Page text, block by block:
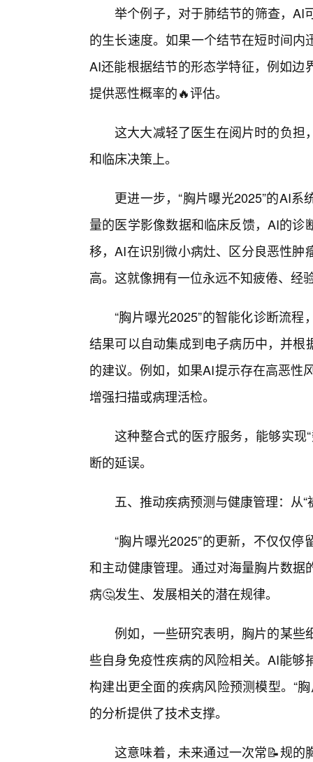
举个例子，对于肺结节的筛查，AI
的生长速度。如果一个结节在短时间
AI还能根据结节的形态学特征，例如
提供恶性概率的🔥评估。
这大大减轻了医生在阅片时的负担
和临床决策上。
更进一步，“胸片曝光2025”的AI
量的医学影像数据和临床反馈，AI的
移，AI在识别微小病灶、区分良恶性
高。这就像拥有一位永远不知疲倦、经
“胸片曝光2025”的智能化诊断流
结果可以自动集成到电子病历中，并
的建议。例如，如果AI提示存在高恶性
增强扫描或病理活检。
这种整合式的医疗服务，能够实现
断的延误。
五、推动疾病预测与健康管理：从“
“胸片曝光2025”的更新，不仅仅
和主动健康管理。通过对海量胸片数
病🤔发生、发展相关的潜在规律。
例如，一些研究表明，胸片的某些
些自身免疫性疾病的风险相关。AI能
构建出更全面的疾病风险预测模型。“
的分析提供了技术支撑。
这意味着，未来通过一次常📝规的